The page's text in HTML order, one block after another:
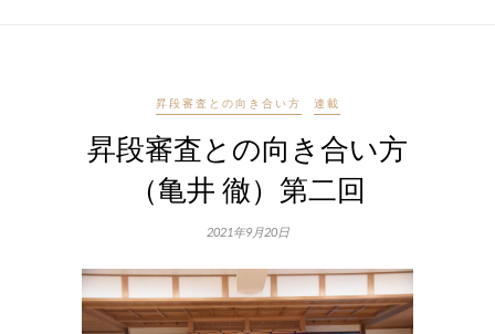
昇段審査との向き合い方 連載
昇段審査との向き合い方
（亀井 徹）第二回
2021年9月20日